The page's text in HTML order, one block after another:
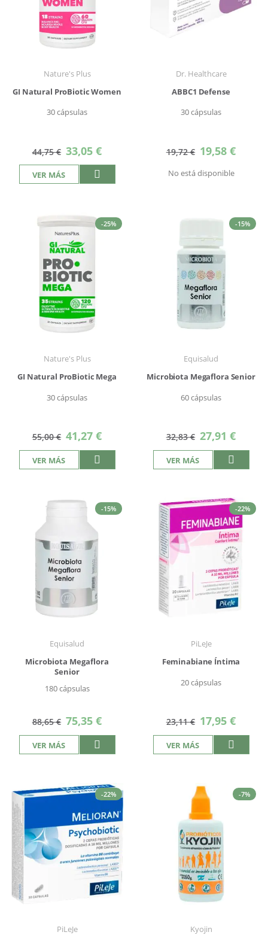
Nature's Plus
GI Natural ProBiotic Women
30 cápsulas
44,75 € Precio
especial
33,05 €
VER MÁS
Dr. Healthcare
ABBC1 Defense
30 cápsulas
19,72 € Precio
especial
19,58 €
No está disponible
-25%
Nature's Plus
GI Natural ProBiotic Mega
30 cápsulas
55,00 € Precio
especial
41,27 €
VER MÁS
-15%
Equisalud
Microbiota Megaflora Senior
60 cápsulas
32,83 € Precio
especial
27,91 €
VER MÁS
-15%
Equisalud
Microbiota Megaflora
Senior
180 cápsulas
88,65 € Precio
especial
75,35 €
VER MÁS
-22%
PiLeJe
Feminabiane Íntima
20 cápsulas
23,11 € Precio
especial
17,95 €
VER MÁS
-22%
PiLeJe
-7%
Kyojin